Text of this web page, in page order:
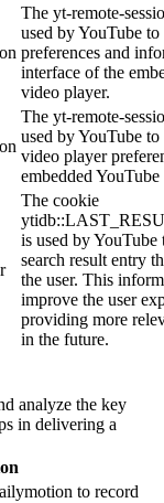
The yt-remote-
used by YouTube to
preferences and
interface of the
video player.
The yt-remote-
used by YouTube to
video player
embedded
The cookie
is used by YouTube
search result entry
the user. This
improve the user
providing more
in the future.
analyze the key
in delivering a
to record